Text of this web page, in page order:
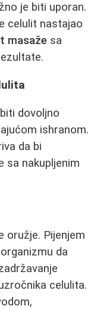
je biti uporan.
celulit nastajao
masaže sa
dovoljno
ishranom.
da bi
sa nakupljenim
oružje. Pijenjem
da
celulita.